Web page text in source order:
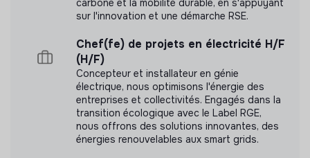
méthodes et technologiques.
Partager les informations et les connaissances,
développer la capacité à travailler avec les autres
services ou départements dans le cadre de la
gestion de projets transverses.
Garantir l’achat, l’approvisionnement et la gestion des
équipements et des licences informatiques et
audiovisuelles :
transparence
carbone et la mobilité durable, en s'appuyant
sur l'innovation et une démarche RSE.
Chef(fe) de projets en électricité H/F
(H/F)
Concepteur et installateur en génie
électrique, nous optimisons l'énergie des
entreprises et collectivités. Engagés dans la
transition écologique avec le Label RGE,
nous offrons des solutions innovantes, des
énergies renouvelables aux smart grids.